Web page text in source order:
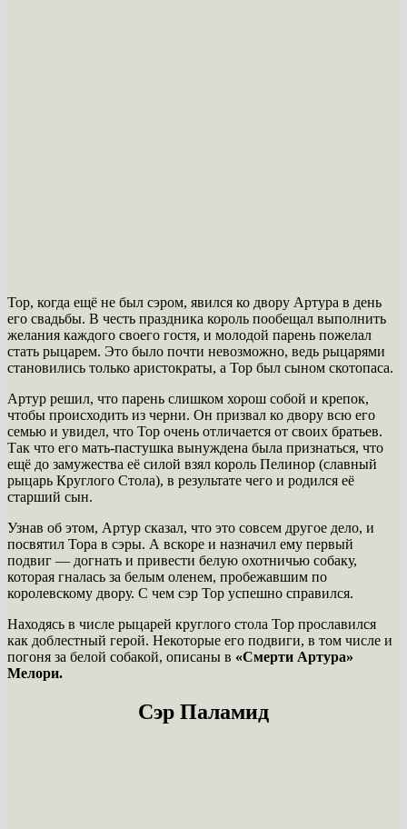
Тор, когда ещё не был сэром, явился ко двору Артура в день
его свадьбы. В честь праздника король пообещал выполнить
желания каждого своего гостя, и молодой парень пожелал
стать рыцарем. Это было почти невозможно, ведь рыцарями
становились только аристократы, а Тор был сыном скотопаса.
Артур решил, что парень слишком хорош собой и крепок,
чтобы происходить из черни. Он призвал ко двору всю его
семью и увидел, что Тор очень отличается от своих братьев.
Так что его мать-пастушка вынуждена была признаться, что
ещё до замужества её силой взял король Пелинор (славный
рыцарь Круглого Стола), в результате чего и родился её
старший сын.
Узнав об этом, Артур сказал, что это совсем другое дело, и
посвятил Тора в сэры. А вскоре и назначил ему первый
подвиг — догнать и привести белую охотничью собаку,
которая гналась за белым оленем, пробежавшим по
королевскому двору. С чем сэр Тор успешно справился.
Находясь в числе рыцарей круглого стола Тор прославился
как доблестный герой. Некоторые его подвиги, в том числе и
погоня за белой собакой, описаны в «Смерти Артура»
Мелори.
Сэр Паламид